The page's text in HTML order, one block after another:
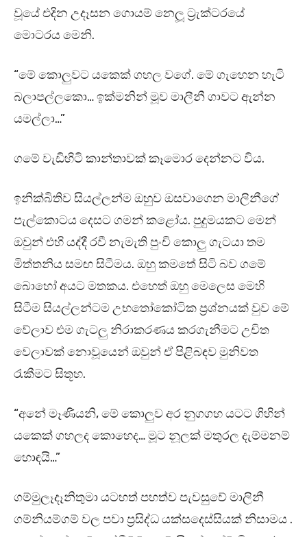
වූයේ එදින උදෑසන ගොයම් නෙලූ ට්‍රැක්ටරයේ
මොටරය මෙනි.
“මේ කොලුවට යකෙක් ගහල වගේ. මේ ගැහෙන හැටි
බලාපල්ලකො… ඉක්මනින් මූව මාලීනී ගාවට ඇන්න
යමල්ලා…”
ගමේ වැඩිහිටි කාන්තාවක් කෑමොර දෙන්නට විය.
ඉනික්බිතිව සියල්ලන්ම ඔහුව ඔසවාගෙන මාලිනීගේ
පැල්කොටය දෙසට ගමන් කළෝය. පුදුමයකට මෙන්
ඔවුන් එහි යද්දී රවී නැමැති පුංචි කොලු ගැටයා තම
මිත්තනිය සමඟ සිටීමය. ඔහු කමතේ සිටි බව ගමේ
බොහෝ අයට මතකය. එහෙත් ඔහු මෙලෙස මෙහි
සිටීම සියල්ලන්ටම උභතෝකෝටික ප්‍රශ්නයක් වුව මේ
වේලාව එම ගැටලු නිරාකරණය කරගැනීමට උචිත
වෙලාවක් නොවූයෙන් ඔවුන් ඒ පිළිබඳව මුනිවත
රැකීමට සිතූහ.
“අනේ මෑණියනි, මේ කොලුව අර නුගගහ යටට ගිහින්
යකෙක් ගහලද කොහෙද… මූට නූලක් මතුරල දැම්මනම්
හොඳයි…”
ගම්මුලෑදෑනිතුමා යටහත් පහත්ව පැවසුවේ මාලිනී
ගම්නියම්ගම් වල පවා ප්‍රසිද්ධ යක්සදෙස්සියක් නිසාමය .